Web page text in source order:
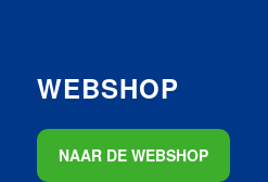
WEBSHOP
NAAR DE WEBSHOP